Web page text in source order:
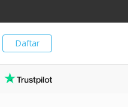
Daftar